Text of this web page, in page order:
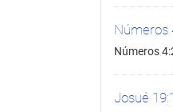
Números
Números
Josué